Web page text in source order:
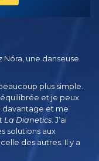
Nóra, une danseuse
plus simple.
et je peux
davantage et me
La Dianetics. J’ai
solutions aux
des autres. Il y a